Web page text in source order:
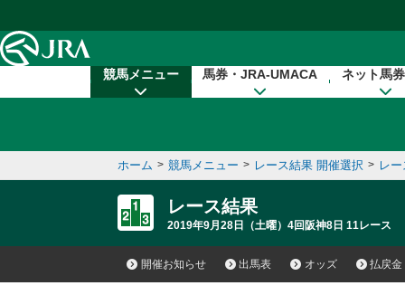
競馬メニュー 馬券・JRA-UMACA ネット馬
ホーム > 競馬メニュー > レース結果 開催選択 > レ
レース結果
2019年9月28日（土曜）4回阪神8日 11レース
開催お知らせ 出馬表 オッズ 払戻金